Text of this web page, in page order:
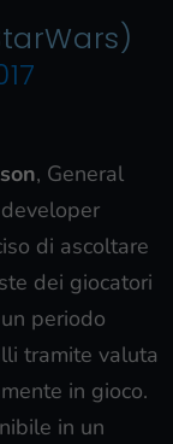
, General
di ascoltare
dei giocatori
periodo
tramite valuta
in gioco.
in un